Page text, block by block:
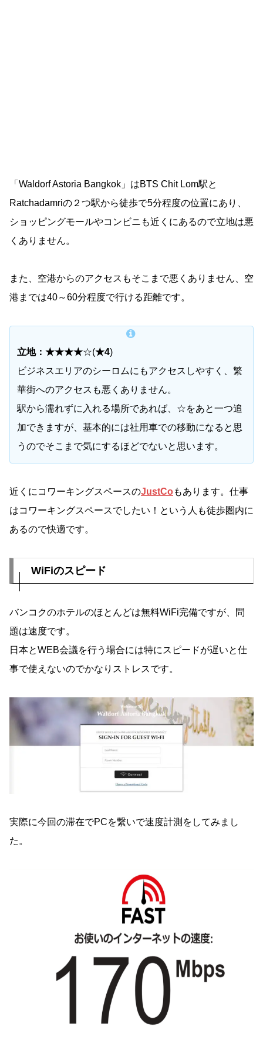
「Waldorf Astoria Bangkok」はBTS Chit Lom駅と
Ratchadamriの２つ駅から徒歩で5分程度の位置にあり、
ショッピングモールやコンビニも近くにあるので立地は悪
くありません。
また、空港からのアクセスもそこまで悪くありません、空
港までは40～60分程度で行ける距離です。
立地：★★★★☆(★4)
ビジネスエリアのシーロムにもアクセスしやすく、繁
華街へのアクセスも悪くありません。
駅から濡れずに入れる場所であれば、☆をあと一つ追
加できますが、基本的には社用車での移動になると思
うのでそこまで気にするほどでないと思います。
近くにコワーキングスペースのJustCoもあります。仕事
はコワーキングスペースでしたい！という人も徒歩圏内に
あるので快適です。
WiFiのスピード
バンコクのホテルのほとんどは無料WiFi完備ですが、問
題は速度です。
日本とWEB会議を行う場合には特にスピードが遅いと仕
事で使えないのでかなりストレスです。
実際に今回の滞在でPCを繋いで速度計測をしてみまし
た。